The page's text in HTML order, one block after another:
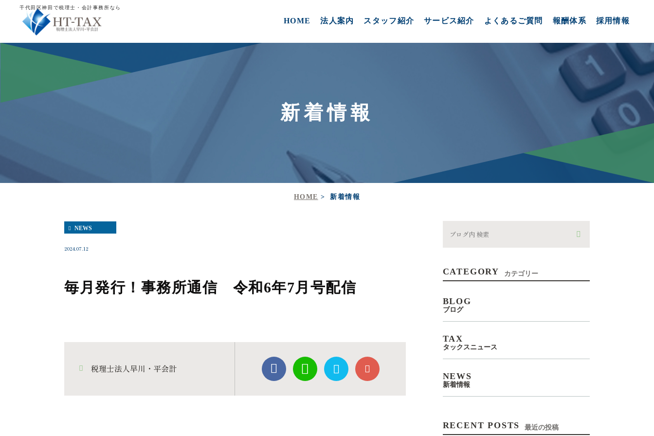
千代田区神田で税理士・会計事務所なら
HOME 法人案内 スタッフ紹介 サービス紹介 よくあるご質問 報酬体系 採用情報
新着情報
HOME 新着情報
NEWS
2024.07.12
毎月発行！事務所通信 令和6年7月号配信
税理士法人早川・平会計
CATEGORY カテゴリー
BLOG
ブログ
TAX
タックスニュース
NEWS
新着情報
RECENT POSTS 最近の投稿